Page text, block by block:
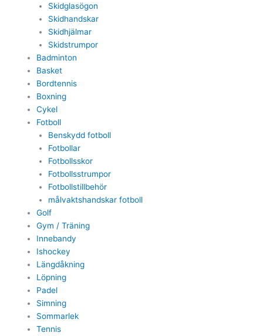
Skidglasögon
Skidhandskar
Skidhjälmar
Skidstrumpor
Badminton
Basket
Bordtennis
Boxning
Cykel
Fotboll
Benskydd fotboll
Fotbollar
Fotbollsskor
Fotbollsstrumpor
Fotbollstillbehör
målvaktshandskar fotboll
Golf
Gym / Träning
Innebandy
Ishockey
Längdåkning
Löpning
Padel
Simning
Sommarlek
Tennis